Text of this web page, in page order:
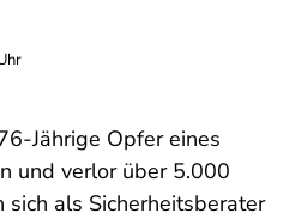
Jährige Opfer eines
und verlor über 5.000
als Sicherheitsberater